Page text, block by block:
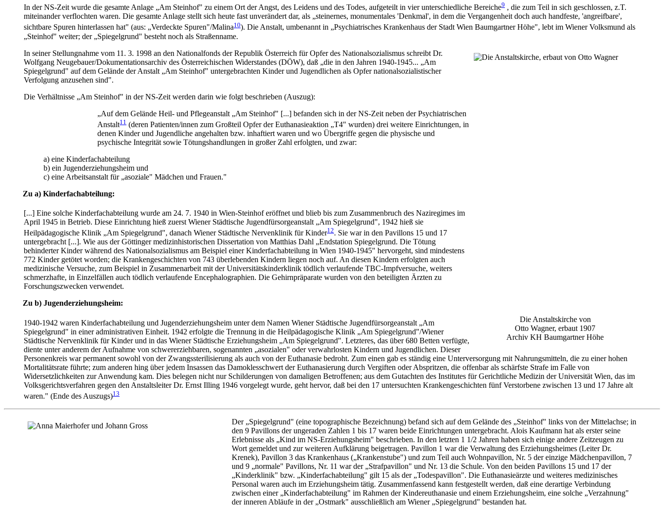
In der NS-Zeit wurde die gesamte Anlage „Am Steinhof" zu einem Ort der Angst, des Leidens und des Todes, aufgeteilt in vier unterschiedliche Bereiche9 , die zum Teil in sich geschlossen, z.T.
miteinander verflochten waren. Die gesamte Anlage stellt sich heute fast unverändert dar, als „steinernes, monumentales 'Denkmal', in dem die Vergangenheit doch auch handfeste, 'angreifbare',
sichtbare Spuren hinterlassen hat" (aus: „Verdeckte Spuren"/Malina10). Die Anstalt, umbenannt in „Psychiatrisches Krankenhaus der Stadt Wien Baumgartner Höhe", lebt im Wiener Volksmund als
„Steinhof" weiter; der „Spiegelgrund" besteht noch als Straßenname.
Die Anstaltskirche von
Otto Wagner, erbaut 1907
Archiv KH Baumgartner Höhe
In seiner Stellungnahme vom 11. 3. 1998 an den Nationalfonds der Republik Österreich für Opfer des Nationalsozialismus schreibt Dr.
Wolfgang Neugebauer/Dokumentationsarchiv des Österreichischen Widerstandes (DÖW), daß „die in den Jahren 1940-1945... „Am
Spiegelgrund" auf dem Gelände der Anstalt „Am Steinhof" untergebrachten Kinder und Jugendlichen als Opfer nationalsozialistischer
Verfolgung anzusehen sind".
Die Verhältnisse „Am Steinhof" in der NS-Zeit werden darin wie folgt beschrieben (Auszug):
„Auf dem Gelände Heil- und Pflegeanstalt „Am Steinhof" [...] befanden sich in der NS-Zeit neben der Psychiatrischen
Anstalt11(deren Patienten/innen zum Großteil Opfer der Euthanasieaktion „T4" wurden) drei weitere Einrichtungen, in
denen Kinder und Jugendliche angehalten bzw. inhaftiert waren und wo Übergriffe gegen die physische und
psychische Integrität sowie Tötungshandlungen in großer Zahl erfolgten, und zwar:
a) eine Kinderfachabteilung
b) ein Jugenderziehungsheim und
c) eine Arbeitsanstalt für „asoziale" Mädchen und Frauen."
Zu a) Kinderfachabteilung:
[...] Eine solche Kinderfachabteilung wurde am 24. 7. 1940 in Wien-Steinhof eröffnet und blieb bis zum Zusammenbruch des Naziregimes im
April 1945 in Betrieb. Diese Einrichtung hieß zuerst Wiener Städtische Jugendfürsorgeanstalt „Am Spiegelgrund", 1942 hieß sie
Heilpädagogische Klinik „Am Spiegelgrund", danach Wiener Städtische Nervenklinik für Kinder12. Sie war in den Pavillons 15 und 17
untergebracht [...]. Wie aus der Göttinger medizinhistorischen Dissertation von Matthias Dahl „Endstation Spiegelgrund. Die Tötung
behinderter Kinder während des Nationalsozialismus am Beispiel einer Kinderfachabteilung in Wien 1940-1945" hervorgeht, sind mindestens
772 Kinder getötet worden; die Krankengeschichten von 743 überlebenden Kindern liegen noch auf. An diesen Kindern erfolgten auch
medizinische Versuche, zum Beispiel in Zusammenarbeit mit der Universitätskinderklinik tödlich verlaufende TBC-Impfversuche, weiters
schmerzhafte, in Einzelfällen auch tödlich verlaufende Encephalographien. Die Gehirnpräparate wurden von den beteiligten Ärzten zu
Forschungszwecken verwendet.
Zu b) Jugenderziehungsheim:
1940-1942 waren Kinderfachabteilung und Jugenderziehungsheim unter dem Namen Wiener Städtische Jugendfürsorgeanstalt „Am
Spiegelgrund" in einer administrativen Einheit. 1942 erfolgte die Trennung in die Heilpädagogische Klinik „Am Spiegelgrund"/Wiener
Städtische Nervenklinik für Kinder und in das Wiener Städtische Erziehungsheim „Am Spiegelgrund". Letzteres, das über 680 Betten verfügte,
diente unter anderem der Aufnahme von schwererziehbaren, sogenannten „asozialen" oder verwahrlosten Kindern und Jugendlichen. Dieser
Personenkreis war permanent sowohl von der Zwangssterilisierung als auch von der Euthanasie bedroht. Zum einen gab es ständig eine Unterversorgung mit Nahrungsmitteln, die zu einer hohen
Mortalitätsrate führte; zum anderen hing über jedem Insassen das Damoklesschwert der Euthanasierung durch Vergiften oder Abspritzen, die offenbar als schärfste Strafe im Falle von
Widersetzlichkeiten zur Anwendung kam. Dies belegen nicht nur Schilderungen von damaligen Betroffenen; aus dem Gutachten des Institutes für Gerichtliche Medizin der Universität Wien, das im
Volksgerichtsverfahren gegen den Anstaltsleiter Dr. Ernst Illing 1946 vorgelegt wurde, geht hervor, daß bei den 17 untersuchten Krankengeschichten fünf Verstorbene zwischen 13 und 17 Jahre alt
waren." (Ende des Auszugs)13
Der „Spiegelgrund" (eine topographische Bezeichnung) befand sich auf dem Gelände des „Steinhof" links von der Mittelachse; in
den 9 Pavillons der ungeraden Zahlen 1 bis 17 waren beide Einrichtungen untergebracht. Alois Kaufmann hat als erster seine
Erlebnisse als „Kind im NS-Erziehungsheim" beschrieben. In den letzten 1 1/2 Jahren haben sich einige andere Zeitzeugen zu
Wort gemeldet und zur weiteren Aufklärung beigetragen. Pavillon 1 war die Verwaltung des Erziehungsheimes (Leiter Dr.
Krenek), Pavillon 3 das Krankenhaus („Krankenstube") und zum Teil auch Wohnpavillon, Nr. 5 der einzige Mädchenpavillon, 7
und 9 „normale" Pavillons, Nr. 11 war der „Strafpavillon" und Nr. 13 die Schule. Von den beiden Pavillons 15 und 17 der
„Kinderklinik" bzw. „Kinderfachabteilung" gilt 15 als der „Todespavillon". Die Euthanasieärzte und weiteres medizinisches
Personal waren auch im Erziehungsheim tätig. Zusammenfassend kann festgestellt werden, daß eine derartige Verbindung
zwischen einer „Kinderfachabteilung" im Rahmen der Kindereuthanasie und einem Erziehungsheim, eine solche „Verzahnung"
der inneren Abläufe in der „Ostmark" ausschließlich am Wiener „Spiegelgrund" bestanden hat.